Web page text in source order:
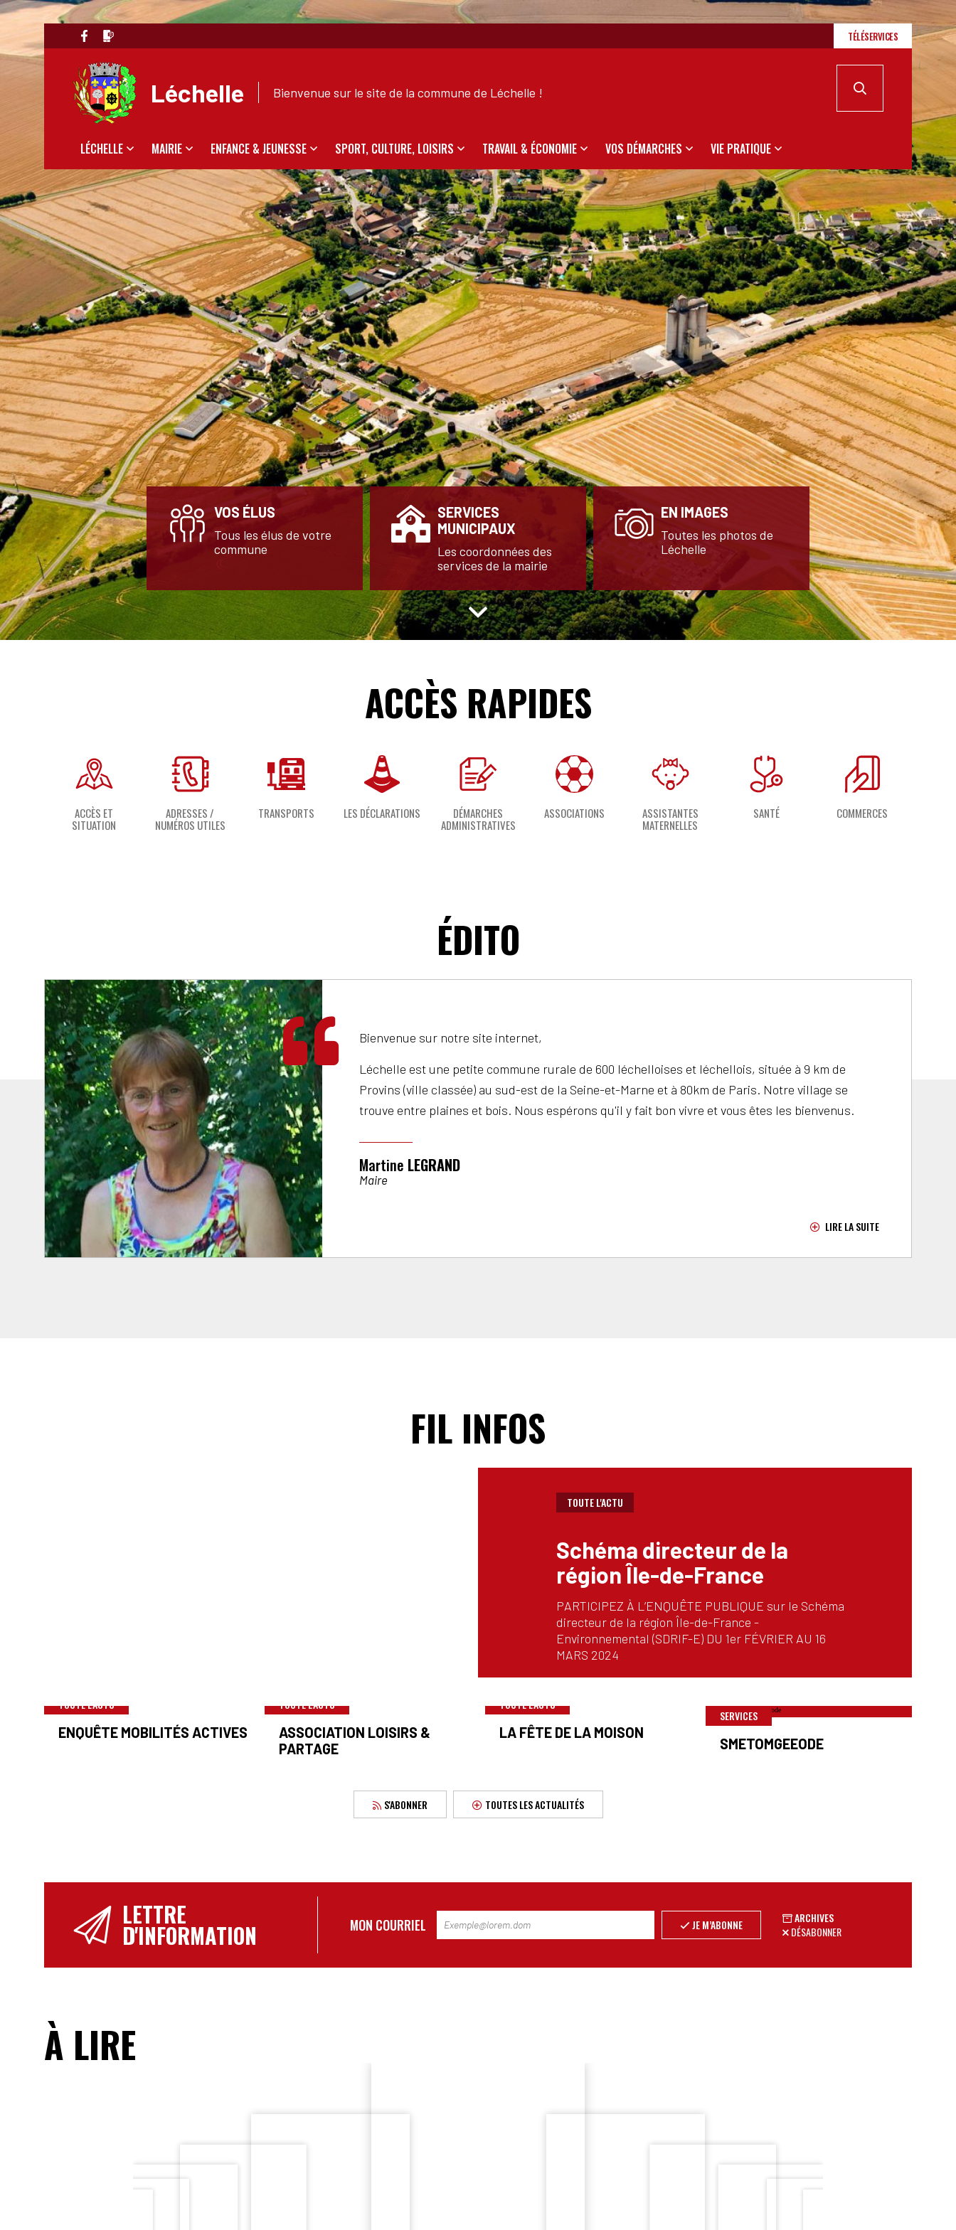
TÉLÉSERVICES
Bienvenue sur le site de la commune de Léchelle !
Léchelle
LÉCHELLE MAIRIE ENFANCE & JEUNESSE SPORT, CULTURE, LOISIRS TRAVAIL & ÉCONOMIE VOS DÉMARCHES VIE PRATIQUE
VOS ÉLUS
Tous les élus de votre
commune
SERVICES
MUNICIPAUX
Les coordonnées des
services de la mairie
EN IMAGES
Toutes les photos de
Léchelle
ACCÈS RAPIDES
ACCÈS ET
SITUATION
ADRESSES /
NUMÉROS UTILES
TRANSPORTS LES DÉCLARATIONS DÉMARCHES
ADMINISTRATIVES
ASSOCIATIONS ASSISTANTES
MATERNELLES
SANTÉ COMMERCES
ÉDITO
Bienvenue sur notre site internet,
Léchelle est une petite commune rurale de 600 léchelloises et léchellois, située à 9 km de
Provins (ville classée) au sud-est de la Seine-et-Marne et à 80km de Paris. Notre village se
trouve entre plaines et bois. Nous espérons qu'il y fait bon vivre et vous êtes les bienvenus.
Martine LEGRAND
Maire
LIRE LA SUITE
FIL INFOS
TOUTE L'ACTU
Schéma directeur de la
région Île-de-France
PARTICIPEZ À L’ENQUÊTE PUBLIQUE sur le Schéma
directeur de la région Île-de-France -
Environnemental (SDRIF-E) DU 1er FÉVRIER AU 16
MARS 2024
TOUTE L'ACTU
ENQUÊTE MOBILITÉS ACTIVES
TOUTE L'ACTU
ASSOCIATION LOISIRS &
PARTAGE
TOUTE L'ACTU
LA FÊTE DE LA MOISON
SERVICES
SMETOMGEEODE
S'ABONNER TOUTES LES ACTUALITÉS
LETTRE
D'INFORMATION MON COURRIEL JE M’ABONNE
ARCHIVES
DÉSABONNER
À LIRE